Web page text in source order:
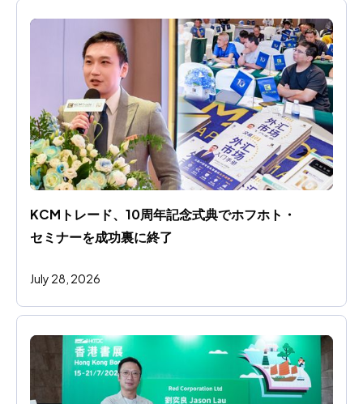
KCMトレード、10周年記念式典でホフホト・
セミナーを成功裏に終了
July 28, 2026